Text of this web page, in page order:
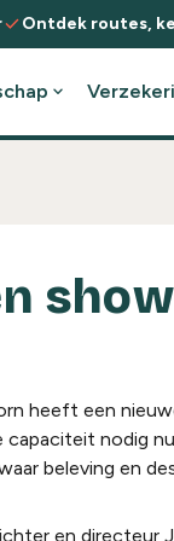
checkOntdek routes,
expand_more
heeft een
nodig
beleving en
en